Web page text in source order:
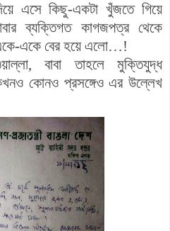
এসে কিছু-একটা খুঁজতে গিয়ে
ব্যক্তিগত কাগজপত্র থেকে
একে বের হয়ে এলো…!
বাবা তাহলে মুক্তিযুদ্ধ
কোনও প্রসঙ্গেও এর উল্লেখ